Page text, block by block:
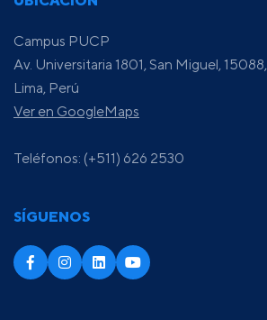
Campus PUCP
Av. Universitaria 1801, San Miguel, 15088,
Lima, Perú
Ver en GoogleMaps
Teléfonos: (+511) 626 2530
SÍGUENOS